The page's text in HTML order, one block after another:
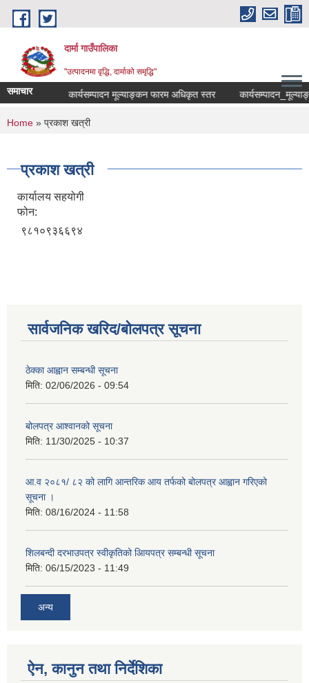
Skip to main content
दार्मा गाउँपालिका
"उत्पादनमा वृद्धि, दार्माको समृद्धि"
समाचार
सूचना कार्यसम्पादन मूल्याङ्कन फारम अधिकृत स्तर
You are here
Home » प्रकाश खत्री
प्रकाश खत्री
कार्यालय सहयोगी
फोन:
९८१०९३६६९४
सार्वजनिक खरिद/बोलपत्र सूचना
ठेक्का आह्वान सम्बन्धी सूचना
मिति: 02/06/2026 - 09:54
बोलपत्र आश्वानको सूचना
मिति: 11/30/2025 - 10:37
आ.व २०८१/ ८२ को लागि आन्तरिक आय तर्फको बोलपत्र आह्वान गरिएको
सूचना ।
मिति: 08/16/2024 - 11:58
शिलबन्दी दरभाउपत्र स्वीकृतिको आियपत्र सम्बन्धी सूचना
मिति: 06/15/2023 - 11:49
अन्य
ऐन, कानुन तथा निर्देशिका